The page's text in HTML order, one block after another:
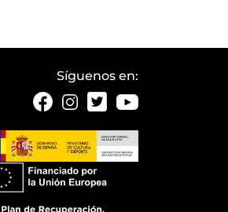
Síguenos en: